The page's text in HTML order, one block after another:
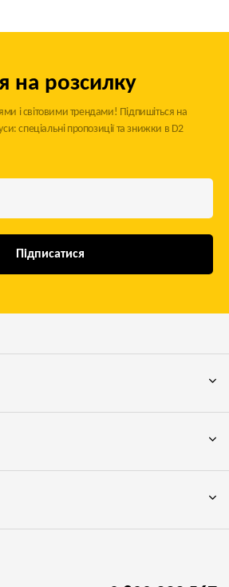
на розсилку
і світовими трендами! Підпишіться на
спеціальні пропозиції та знижки в D2
Підписатися